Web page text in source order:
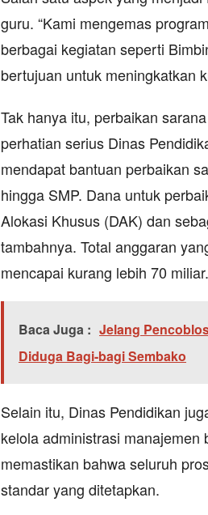
guru. “Kami mengemas
berbagai kegiatan seperti
bertujuan untuk meningkatkan
Tak hanya itu, perbaikan
perhatian serius Dinas
mendapat bantuan perbaikan
hingga SMP. Dana untuk
Alokasi Khusus (DAK) dan
tambahnya. Total anggaran
mencapai kurang lebih 70 miliar.
Baca Juga : Jelang
Diduga Bagi-bagi Sembako
Selain itu, Dinas Pendidikan
kelola administrasi
memastikan bahwa seluruh
standar yang ditetapkan.